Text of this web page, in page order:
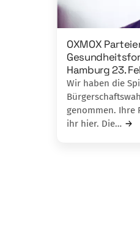
OXMOX
Hamburg 23.
Wir haben die
genommen. Ihre
ihr hier. Die…